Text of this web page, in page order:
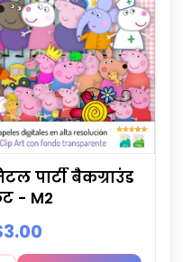
पार्टी बैकग्राउंड
- M2